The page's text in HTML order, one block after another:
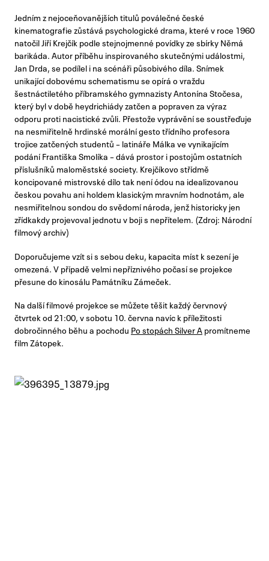
Jedním z nejoceňovanějších titulů poválečné české
kinematografie zůstává psychologické drama, které v roce 1960
natočil Jiří Krejčík podle stejnojmenné povídky ze sbírky Němá
barikáda. Autor příběhu inspirovaného skutečnými událostmi,
Jan Drda, se podílel i na scénáři působivého díla. Snímek
unikající dobovému schematismu se opírá o vraždu
šestnáctiletého příbramského gymnazisty Antonína Stočesa,
který byl v době heydrichiády zatčen a popraven za výraz
odporu proti nacistické zvůli. Přestože vyprávění se soustřeďuje
na nesmiřitelně hrdinské morální gesto třídního profesora
trojice zatčených studentů – latináře Málka ve vynikajícím
podání Františka Smolíka – dává prostor i postojům ostatních
příslušníků maloměstské society. Krejčíkovo střídmě
koncipované mistrovské dílo tak není ódou na idealizovanou
českou povahu ani holdem klasickým mravním hodnotám, ale
nesmiřitelnou sondou do svědomí národa, jenž historicky jen
zřídkakdy projevoval jednotu v boji s nepřítelem. (Zdroj: Národní
filmový archiv)
Doporučujeme vzít si s sebou deku, kapacita míst k sezení je
omezená. V případě velmi nepříznivého počasí se projekce
přesune do kinosálu Památníku Zámeček.
Na další filmové projekce se můžete těšit každý červnový
čtvrtek od 21:00, v sobotu 10. června navíc k příležitosti
dobročinného běhu a pochodu Po stopách Silver A promítneme
film Zátopek.